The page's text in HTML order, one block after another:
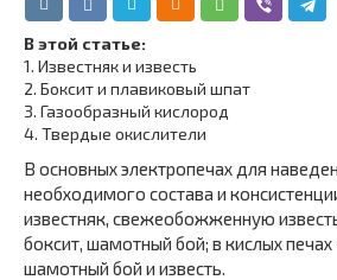
В этой статье:
1. Известняк и известь
2. Боксит и плавиковый шпат
3. Газообразный кислород
4. Твердые окислители
В основных электропечах для
необходимого состава и
известняк, свежеобожженную
боксит, шамотный бой; в кислых
шамотный бой и известь.